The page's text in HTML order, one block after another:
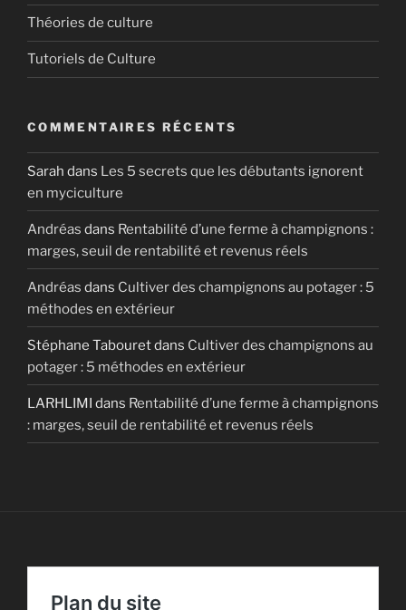
Théories de culture
Tutoriels de Culture
COMMENTAIRES RÉCENTS
Sarah dans Les 5 secrets que les débutants ignorent
en myciculture
Andréas dans Rentabilité d’une ferme à champignons :
marges, seuil de rentabilité et revenus réels
Andréas dans Cultiver des champignons au potager : 5
méthodes en extérieur
Stéphane Tabouretdans Cultiver des champignons au
potager : 5 méthodes en extérieur
LARHLIMI dans Rentabilité d’une ferme à champignons
: marges, seuil de rentabilité et revenus réels